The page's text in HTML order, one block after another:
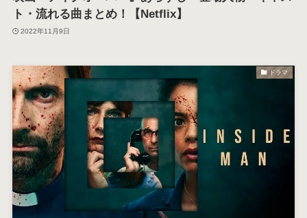
ト・流れる曲まとめ！【Netflix】
2022年11月9日
ドラマ